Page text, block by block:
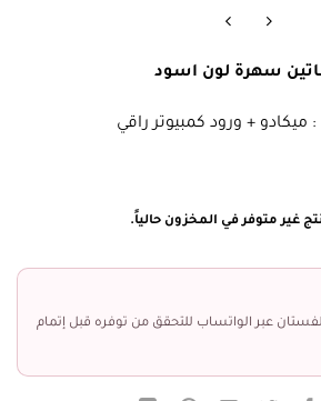
سهرة لون اسود
+ ورود كمبيوتر راقي
غير متوفر في المخزون حالياً.
عبر الواتساب للتحقق من توفره قبل إتمام